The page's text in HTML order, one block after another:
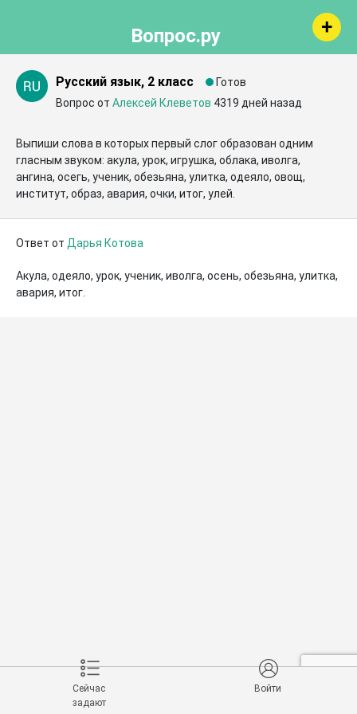
Вопрос.ру
Русский язык, 2 класс
Готов
Вопрос от Алексей Клеветов 4319 дней назад
Выпиши слова в которых первый слог образован одним
гласным звуком: акула, урок, игрушка, облака, иволга,
ангина, осегь, ученик, обезьяна, улитка, одеяло, овощ,
институт, образ, авария, очки, итог, улей.
Ответ от Дарья Котова
Акула, одеяло, урок, ученик, иволга, осень, обезьяна, улитка,
авария, итог.
Сейчас
задают
Войти